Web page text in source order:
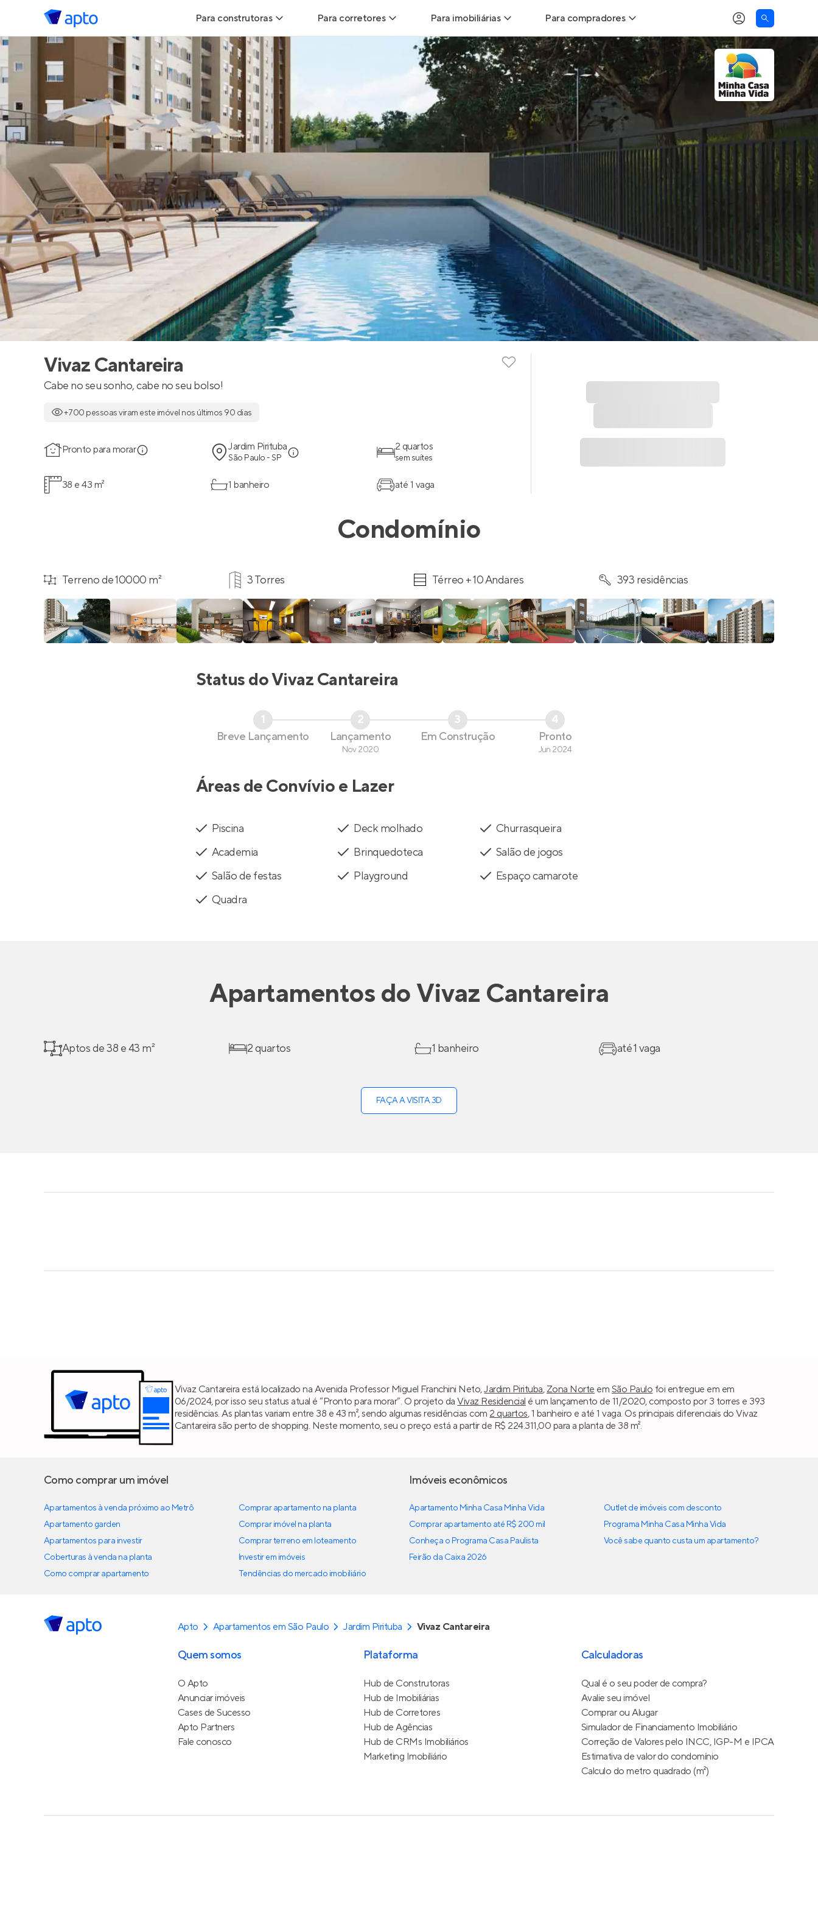
Para construtoras
Geração de Leads
Geração de Visitas
Geração de Vendas
Maiores Construtoras
Parcerias Imobiliárias
Anunciar Imóveis
Para corretores
Leads para Corretores
Parcerias imobiliárias
Hub de Corretores
Anunciar imóveis
Para imobiliárias
Leads para Imobiliárias
Hub de imobiliárias
Anunciar imóveis
Para compradores
Buscar um imóvel novo
Calcule seu Poder de Compra
Comprar x Alugar
Correção do INCC
Simulador de Financiamento
Encontre um corretor
Vivaz Cantareira
Cabe no seu sonho, cabe no seu bolso!
+700 pessoas viram este imóvel nos últimos 90 dias
Pronto para morar Jardim Pirituba
São Paulo - SP
2 quartos
sem suítes
38 e 43 m² 1 banheiro até 1 vaga
Condomínio
Terreno de 10000 m² 3 Torres Térreo + 10 Andares 393 residências
Status doVivaz Cantareira
1
Breve Lançamento
2
Lançamento
Nov 2020
3
Em Construção
4
Pronto
Jun 2024
Áreas de Convívio e Lazer
Piscina Deck molhado
Churrasqueira
Academia
Brinquedoteca
Salão de jogos
Salão de festas
Playground
Espaço camarote
Quadra
Apartamentos doVivaz Cantareira
Aptos de 38 e 43 m² 2 quartos 1 banheiro até 1 vaga
FAÇA A VISITA 3D
Vivaz Cantareira está localizado na Avenida Professor Miguel Franchini Neto,Jardim Pirituba, Zona Norte em São Paulo foi entregue em em
06/2024, por isso seu status atual é “Pronto para morar”. O projeto daVivaz Residencial é um lançamento de 11/2020, composto por 3 torres e 393
residências. As plantas variam entre 38 e 43 m², sendo algumas residências com 2 quartos, 1 banheiro e até 1 vaga. Os principais diferenciais do Vivaz
Cantareira são perto de shopping. Neste momento, seu o preço está a partir de R$ 224.311,00 para a planta de 38 m².
Como comprar um imóvel
Apartamentos à venda próximo ao Metrô
Apartamento garden
Apartamentos para investir
Coberturas à venda na planta
Como comprar apartamento
Comprar apartamento na planta
Comprar imóvel na planta
Comprar terreno em loteamento
Investir em imóveis
Tendências do mercado imobiliário
Imóveis econômicos
Apartamento Minha Casa Minha Vida
Comprar apartamento até R$ 200 mil
Conheça o Programa Casa Paulista
Feirão da Caixa 2026
Outlet de imóveis com desconto
Programa Minha Casa Minha Vida
Você sabe quanto custa um apartamento?
Apto Apartamentos em São Paulo Jardim Pirituba Vivaz Cantareira
Quem somos
O Apto
Anunciar imóveis
Cases de Sucesso
Apto Partners
Fale conosco
Plataforma
Hub de Construtoras
Hub de Imobiliárias
Hub de Corretores
Hub de Agências
Hub de CRMs Imobiliários
Marketing Imobiliário
Calculadoras
Qual é o seu poder de compra?
Avalie seu imóvel
Comprar ou Alugar
Simulador de Financiamento Imobiliário
Correção de Valores pelo INCC, IGP-M e IPCA
Estimativa de valor do condomínio
Calculo do metro quadrado (m²)